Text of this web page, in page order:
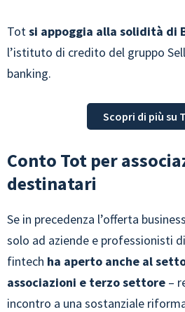
Totsi appoggia alla solidità di
l’istituto di credito del gruppo
banking.
Scopri di più su
Conto Tot per
destinatari
Se in precedenza l’offerta
solo ad aziende e professionisti
fintech ha aperto anche al
associazioni e terzo settore –
incontro a una sostanziale